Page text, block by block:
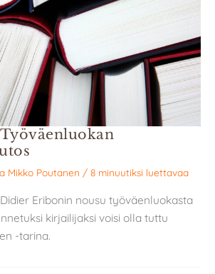
Mikko Poutanen / 8 minuutiksi luettavaa
Eribonin nousu työväenluokasta
kirjailijaksi voisi olla tuttu
-tarina.